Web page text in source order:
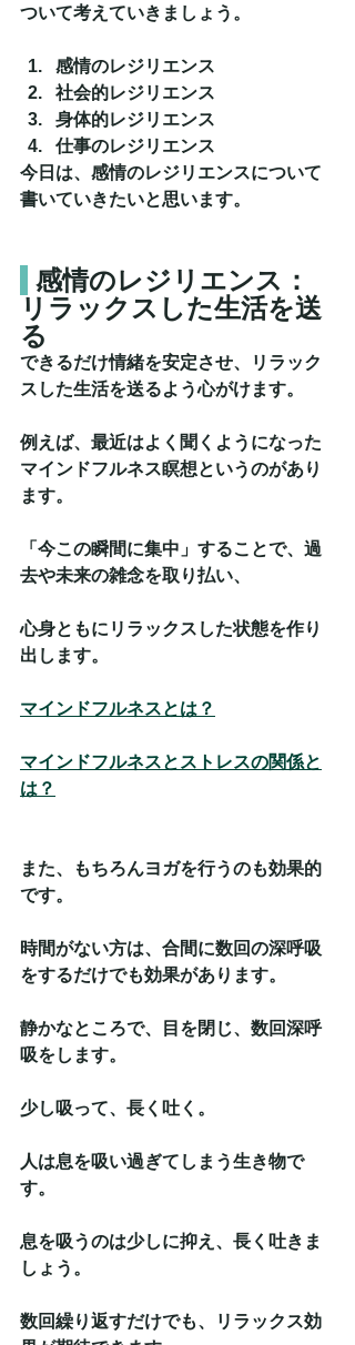
ついて考えていきましょう。
感情のレジリエンス
社会的レジリエンス
身体的レジリエンス
仕事のレジリエンス
今日は、感情のレジリエンスについて
書いていきたいと思います。
感情のレジリエンス：
リラックスした生活を送
る
できるだけ情緒を安定させ、リラック
スした生活を送るよう心がけます。
例えば、最近はよく聞くようになった
マインドフルネス瞑想というのがあり
ます。
「今この瞬間に集中」することで、過
去や未来の雑念を取り払い、
心身ともにリラックスした状態を作り
出します。
マインドフルネスとは？
マインドフルネスとストレスの関係と
は？
また、もちろんヨガを行うのも効果的
です。
時間がない方は、合間に数回の深呼吸
をするだけでも効果があります。
静かなところで、目を閉じ、数回深呼
吸をします。
少し吸って、長く吐く。
人は息を吸い過ぎてしまう生き物で
す。
息を吸うのは少しに抑え、長く吐きま
しょう。
数回繰り返すだけでも、リラックス効